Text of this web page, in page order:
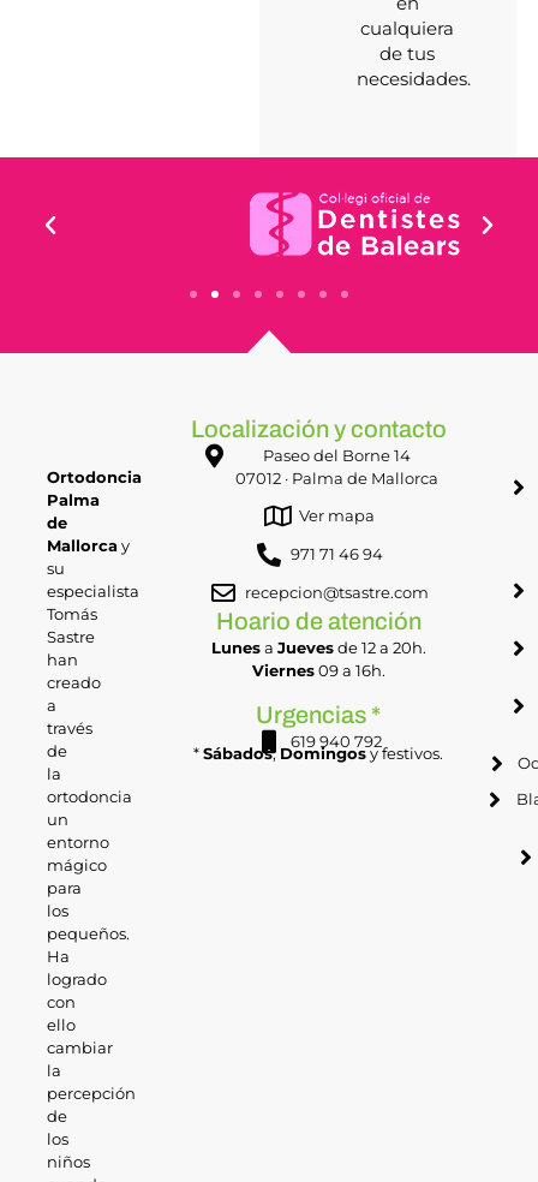
cualquiera
de tus
necesidades.
Localización y contacto
Paseo del Borne 14
07012 · Palma de Mallorca
Ver mapa
971 71 46 94
recepcion@tsastre.com
Hoario de atención
Lunesa Juevesde 12 a 20h.
Viernes09 a 16h.
Urgencias *
619 940 792
*Sábados, Domingosy festivos.
Ortodoncia
Palma
de
Mallorcay
su
especialista
Tomás
Sastre
han
creado
a
través
de
la
ortodoncia
un
entorno
mágico
para
los
pequeños.
Ha
logrado
con
ello
cambiar
la
percepción
de
los
niños